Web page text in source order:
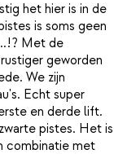
het hier is in de
is soms geen
Met de
geworden
We zijn
Echt super
en derde lift.
pistes. Het is
combinatie met